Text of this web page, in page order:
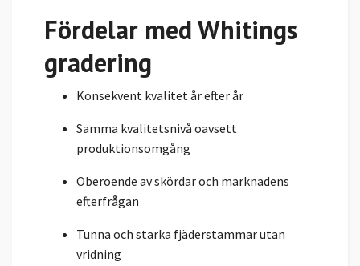
Fördelar med Whitings
gradering
Konsekvent kvalitet år efter år
Samma kvalitetsnivå oavsett
produktionsomgång
Oberoende av skördar och marknadens
efterfrågan
Tunna och starka fjäderstammar utan
vridning